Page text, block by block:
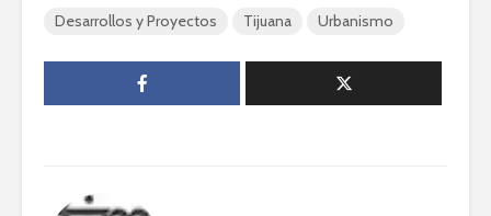
Desarrollos y Proyectos Tijuana Urbanismo